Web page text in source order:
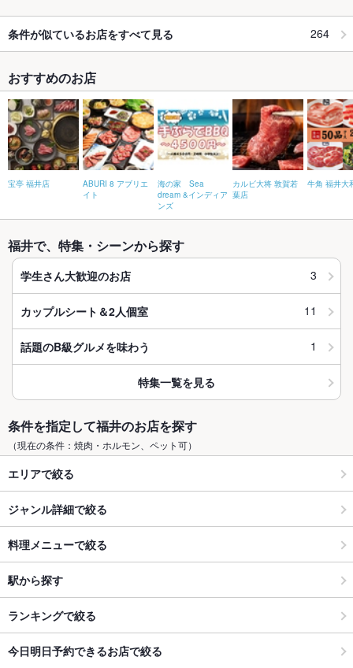
条件が似ているお店をすべて見る 264
おすすめのお店
宝亭 福井店
ABURI 8 アブリエ
イト
海の家 Sea
dream &インディア
ンズ
カルビ大将 敦賀若
葉店
牛角 福井大
福井で、特集・シーンから探す
学生さん大歓迎のお店 3
カップルシート＆2人個室 11
話題のB級グルメを味わう 1
特集一覧を見る
条件を指定して福井のお店を探す
（現在の条件：焼肉・ホルモン、ペット可）
エリアで絞る
ジャンル詳細で絞る
料理メニューで絞る
駅から探す
ランキングで絞る
今日明日予約できるお店で絞る